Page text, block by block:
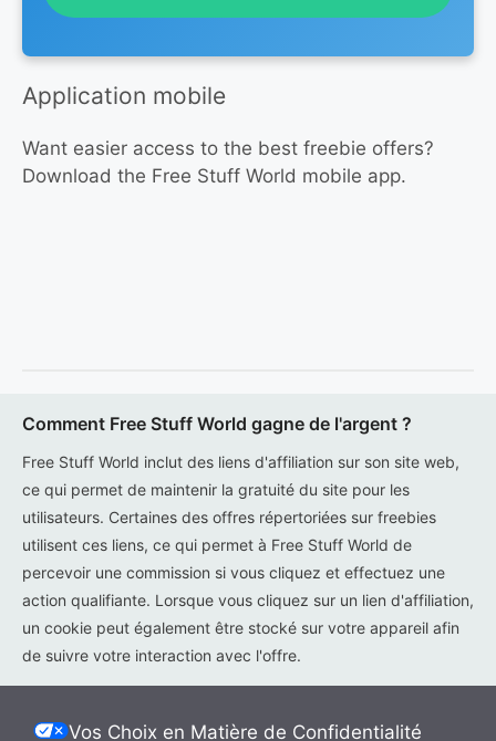
Application mobile
Want easier access to the best freebie offers?
Download the Free Stuff World mobile app.
Comment Free Stuff World gagne de l'argent ?
Free Stuff World inclut des liens d'affiliation sur son site web,
ce qui permet de maintenir la gratuité du site pour les
utilisateurs. Certaines des offres répertoriées sur freebies
utilisent ces liens, ce qui permet à Free Stuff World de
percevoir une commission si vous cliquez et effectuez une
action qualifiante. Lorsque vous cliquez sur un lien d'affiliation,
un cookie peut également être stocké sur votre appareil afin
de suivre votre interaction avec l'offre.
Vos Choix en Matière de Confidentialité